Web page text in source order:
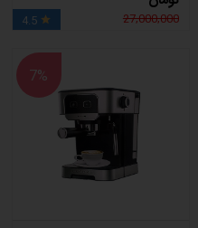
27,000,000

4.5
7%